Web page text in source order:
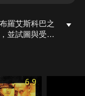
羅艾斯科巴之
並試圖與受害
6.9